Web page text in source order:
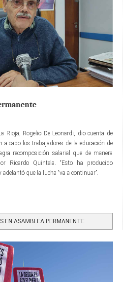
Rioja, Rogelio De Leonardi, dio cuenta de
a cabo los trabajadores de la educación de
recomposición salarial que de manera
Ricardo Quintela. “Esto ha producido
que la lucha “va a continuar”.
EN ASAMBLEA PERMANENTE